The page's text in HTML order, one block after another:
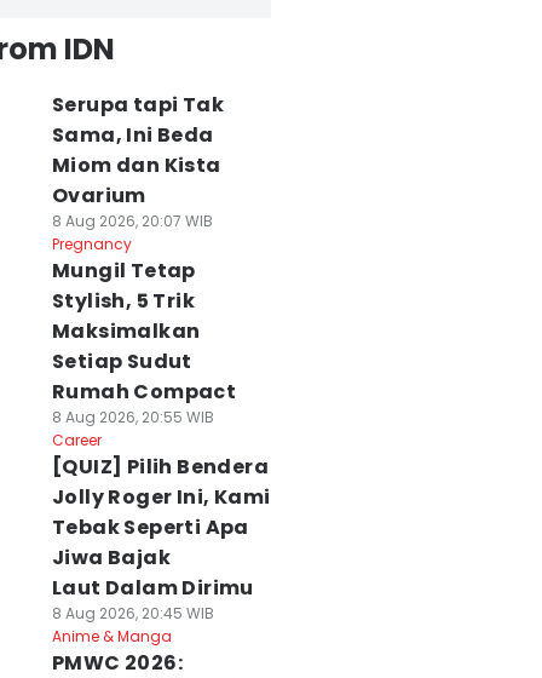
IDN
Serupa tapi Tak
Sama, Ini Beda
Miom dan Kista
Ovarium
8 Aug 2026, 20:07 WIB
Pregnancy
Mungil Tetap
Stylish, 5 Trik
Maksimalkan
Setiap Sudut
Rumah Compact
8 Aug 2026, 20:55 WIB
Career
[QUIZ] Pilih Bendera
Jolly Roger Ini, Kami
Tebak Seperti Apa
Jiwa Bajak
Laut Dalam Dirimu
8 Aug 2026, 20:45 WIB
Anime & Manga
PMWC 2026: